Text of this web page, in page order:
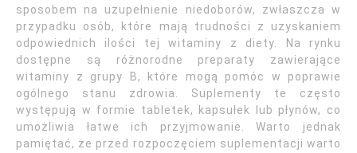
sposobem na uzupełnienie niedoborów, zwłaszcza w
przypadku osób, które mają trudności z uzyskaniem
odpowiednich ilości tej witaminy z diety. Na rynku
dostępne są różnorodne preparaty zawierające
witaminy z grupy B, które mogą pomóc w poprawie
ogólnego stanu zdrowia. Suplementy te często
występują w formie tabletek, kapsułek lub płynów, co
umożliwia łatwe ich przyjmowanie. Warto jednak
pamiętać, że przed rozpoczęciem suplementacji warto